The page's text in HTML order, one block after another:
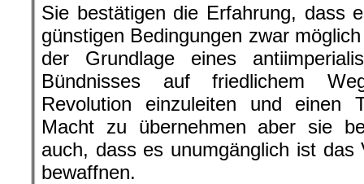
Sie bestätigen die Erfahrung, dass
günstigen Bedingungen zwar
der Grundlage eines
Bündnisses auf friedlichem
Revolution einzuleiten und einen
Macht zu übernehmen aber sie
auch, dass es unumgänglich ist das
bewaffnen.